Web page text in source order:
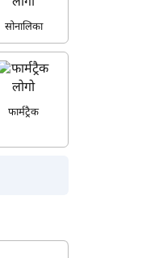
सोनालिका
फार्मट्रैक